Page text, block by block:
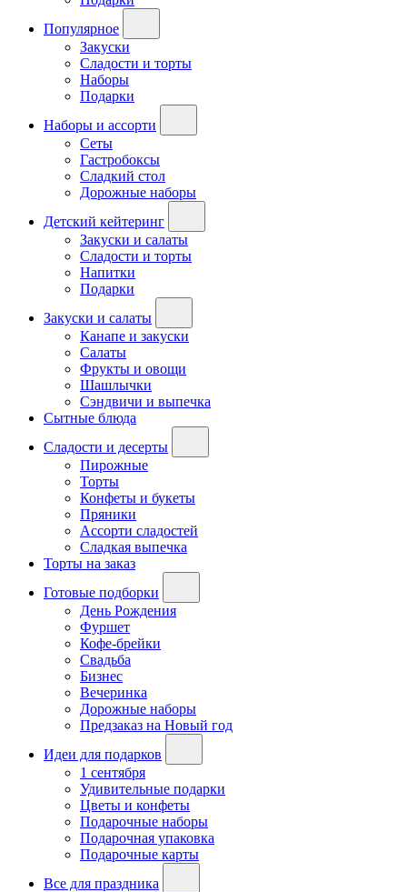
Популярное
Закуски
Сладости и торты
Наборы
Подарки
Наборы и ассорти
Сеты
Гастробоксы
Сладкий стол
Дорожные наборы
Детский кейтеринг
Закуски и салаты
Сладости и торты
Напитки
Подарки
Закуски и салаты
Канапе и закуски
Салаты
Фрукты и овощи
Шашлычки
Сэндвичи и выпечка
Сытные блюда
Сладости и десерты
Пирожные
Торты
Конфеты и букеты
Пряники
Ассорти сладостей
Сладкая выпечка
Торты на заказ
Готовые подборки
День Рождения
Фуршет
Кофе-брейки
Свадьба
Бизнес
Вечеринка
Дорожные наборы
Предзаказ на Новый год
Идеи для подарков
1 сентября
Удивительные подарки
Цветы и конфеты
Подарочные наборы
Подарочная упаковка
Подарочные карты
Все для праздника